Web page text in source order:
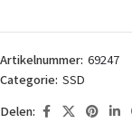
Artikelnummer: 69247
Categorie: SSD
Delen: